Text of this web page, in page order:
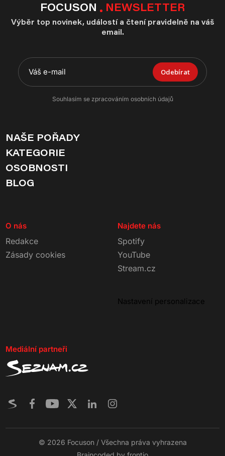
FOCUSON NEWSLETTER
Výběr top novinek, událostí a čtení pravidelně na váš
email.
Odebírat
Souhlasím se zpracováním osobních údajů
NAŠE POŘADY
KATEGORIE
OSOBNOSTI
BLOG
O nás
Redakce
Zásady cookies
Najdete nás
Spotify
YouTube
Stream.cz
Nastavení personalizace
Mediální partneři
© 2026 Focuson / Všechna práva vyhrazena